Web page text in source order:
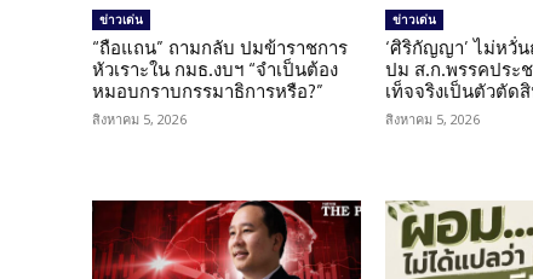
ข่าวเด่น
“ถือแถน” ถามกลับ ปมข้าราชการ
หัวเราะใน กมธ.งบฯ “จำเป็นต้อง
หมอบกราบกรรมาธิการหรือ?”
สิงหาคม 5, 2026
ข่าวเด่น
‘ศิริกัญญา’ ไม่หวั่
ปม ส.ก.พรรคประ
เท็จจริงเป็นตัวตัด
สิงหาคม 5, 2026